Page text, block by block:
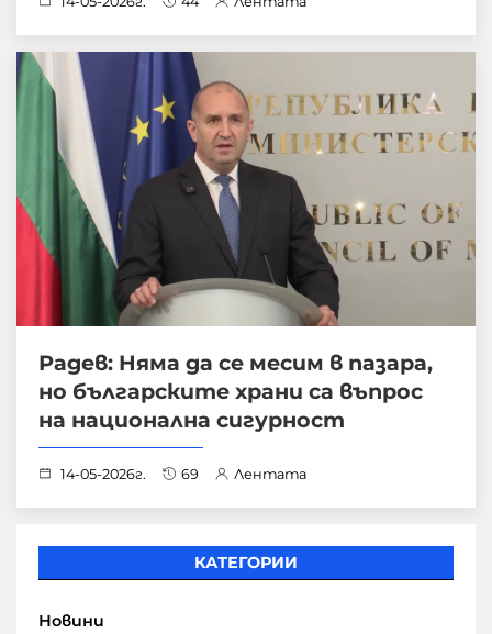
Радев: Няма да се месим в пазара,
но българските храни са въпрос
на национална сигурност
14-05-2026г. 69 Лентата
КАТЕГОРИИ
Новини